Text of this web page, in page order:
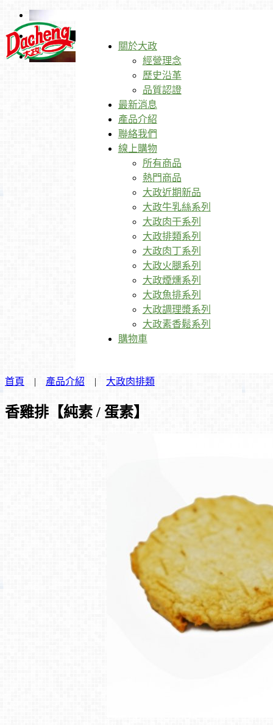
關於大政
經營理念
歷史沿革
品質認證
最新消息
產品介紹
聯絡我們
線上購物
所有商品
熱門商品
大政近期新品
大政牛乳絲系列
大政肉干系列
大政排類系列
大政肉丁系列
大政火腿系列
大政煙燻系列
大政魚排系列
大政調理漿系列
大政素香鬆系列
購物車
首頁 | 產品介紹 | 大政肉排類
香雞排【純素 / 蛋素】